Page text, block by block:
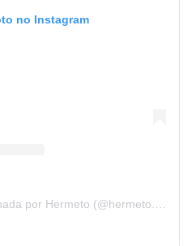
no Instagram